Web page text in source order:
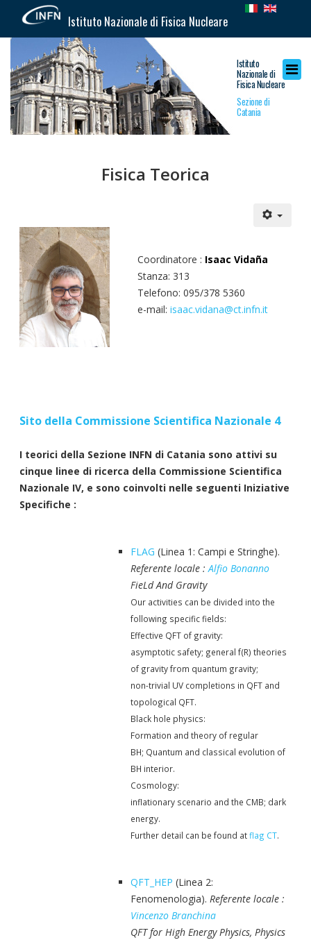
Istituto Nazionale di Fisica Nucleare
Istituto
Nazionale di
Fisica Nucleare
Sezione di
Catania
Fisica Teorica
Coordinatore : Isaac Vidaña
Stanza: 313
Telefono: 095/378 5360
e-mail: isaac.vidana@ct.infn.it
Sito della Commissione Scientifica Nazionale 4
I teorici della Sezione INFN di Catania sono attivi su
cinque linee di ricerca della Commissione Scientifica
Nazionale IV, e sono coinvolti nelle seguenti Iniziative
Specifiche :
FLAG (Linea 1: Campi e Stringhe).
Referente locale :Alfio Bonanno
FieLd And Gravity
Our activities can be divided into the
following specific fields:
Effective QFT of gravity:
asymptotic safety; general f(R) theories
of gravity from quantum gravity;
non-trivial UV completions in QFT and
topological QFT.
Black hole physics:
Formation and theory of regular
BH; Quantum and classical evolution of
BH interior.
Cosmology:
inflationary scenario and the CMB; dark
energy.
Further detail can be found atflag CT.
QFT_HEP (Linea 2:
Fenomenologia). Referente locale :
Vincenzo Branchina
QFT for High Energy Physics, Physics